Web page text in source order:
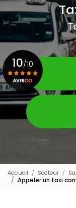
10/10
Voir le certificat
Accueil Secteur
Appeler un taxi